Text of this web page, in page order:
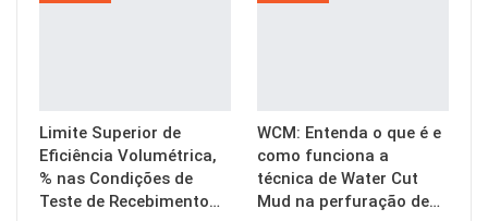
Limite Superior de
Eficiência Volumétrica,
% nas Condições de
Teste de Recebimento…
WCM: Entenda o que é e
como funciona a
técnica de Water Cut
Mud na perfuração de…